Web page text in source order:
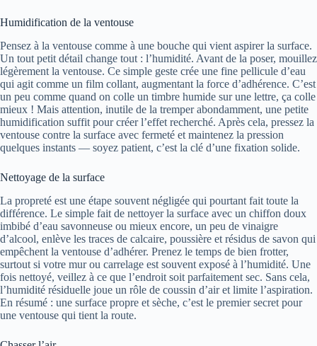
Humidification de la ventouse
Pensez à la ventouse comme à une bouche qui vient aspirer la surface.
Un tout petit détail change tout : l’humidité. Avant de la poser, mouillez
légèrement la ventouse. Ce simple geste crée une fine pellicule d’eau
qui agit comme un film collant, augmentant la force d’adhérence. C’est
un peu comme quand on colle un timbre humide sur une lettre, ça colle
mieux ! Mais attention, inutile de la tremper abondamment, une petite
humidification suffit pour créer l’effet recherché. Après cela, pressez la
ventouse contre la surface avec fermeté et maintenez la pression
quelques instants — soyez patient, c’est la clé d’une fixation solide.
Nettoyage de la surface
La propreté est une étape souvent négligée qui pourtant fait toute la
différence. Le simple fait de nettoyer la surface avec un chiffon doux
imbibé d’eau savonneuse ou mieux encore, un peu de vinaigre
d’alcool, enlève les traces de calcaire, poussière et résidus de savon qui
empêchent la ventouse d’adhérer. Prenez le temps de bien frotter,
surtout si votre mur ou carrelage est souvent exposé à l’humidité. Une
fois nettoyé, veillez à ce que l’endroit soit parfaitement sec. Sans cela,
l’humidité résiduelle joue un rôle de coussin d’air et limite l’aspiration.
En résumé : une surface propre et sèche, c’est le premier secret pour
une ventouse qui tient la route.